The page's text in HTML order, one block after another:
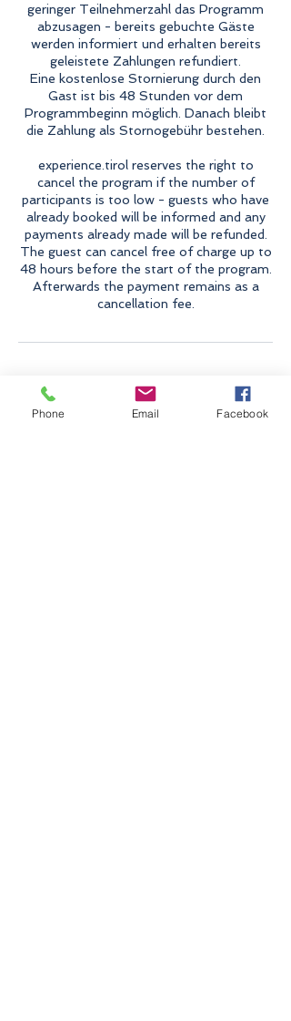
geringer Teilnehmerzahl das Programm
abzusagen - bereits gebuchte Gäste
werden informiert und erhalten bereits
geleistete Zahlungen refundiert.
Eine kostenlose Stornierung durch den
Gast ist bis 48 Stunden vor dem
Programmbeginn möglich. Danach bleibt
die Zahlung als Stornogebühr bestehen.
experience.tirol reserves the right to
cancel the program if the number of
participants is too low - guests who have
already booked will be informed and any
payments already made will be refunded.
The guest can cancel free of charge up to
48 hours before the start of the program.
Afterwards the payment remains as a
cancellation fee.
Kontaktangaben
Lind 7, Itter, Österreich
Phone Email Facebook